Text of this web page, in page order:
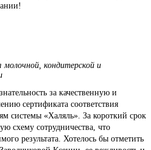
молочной, кондитерской и
за качественную и
сертификата соответствия
системы «Халяль». За короткий срок
схему сотрудничества, что
результата. Хотелось бы отметить